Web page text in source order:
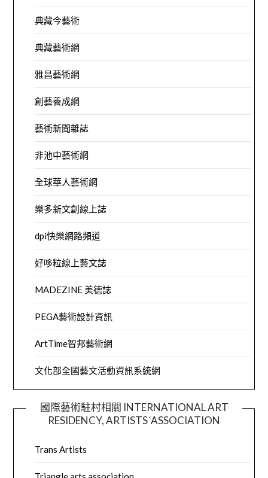
典藏今藝術
典藏藝術網
雅昌藝術網
創藝養成網
藝術新聞雜誌
非池中藝術網
全球華人藝術網
樂多新文創線上誌
dpi快樂網路頻道
好哆粒線上藝文誌
MADEZINE 美德誌
PEGA藝術設計資訊
ArtTime智邦藝術網
文化部全國藝文活動資訊系統網
國際藝術駐村相關 INTERNATIONAL ART
RESIDENCY, ARTISTS´ASSOCIATION
Trans Artists